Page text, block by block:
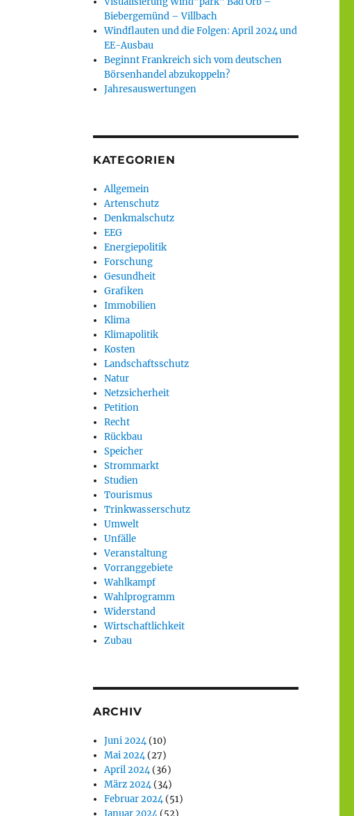
Biebergemünd – Villbach
Windflauten und die Folgen: April 2024 und
EE-Ausbau
Beginnt Frankreich sich vom deutschen
Börsenhandel abzukoppeln?
Jahresauswertungen
KATEGORIEN
Allgemein
Artenschutz
Denkmalschutz
EEG
Energiepolitik
Forschung
Gesundheit
Grafiken
Immobilien
Klima
Klimapolitik
Kosten
Landschaftsschutz
Natur
Netzsicherheit
Petition
Recht
Rückbau
Speicher
Strommarkt
Studien
Tourismus
Trinkwasserschutz
Umwelt
Unfälle
Veranstaltung
Vorranggebiete
Wahlkampf
Wahlprogramm
Widerstand
Wirtschaftlichkeit
Zubau
ARCHIV
Juni 2024(10)
Mai 2024(27)
April 2024(36)
März 2024(34)
Februar 2024(51)